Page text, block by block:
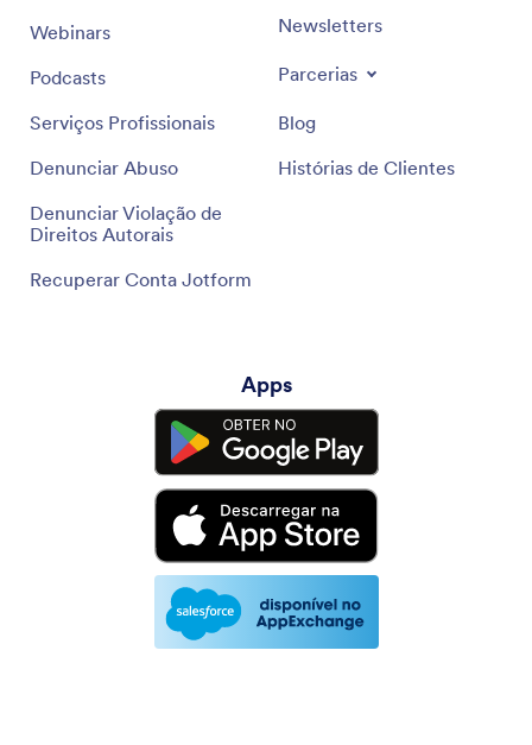
Webinars
Podcasts
Serviços Profissionais
Denunciar Abuso
Denunciar Violação de
Direitos Autorais
Recuperar Conta Jotform
Newsletters
Parcerias
Blog
Histórias de Clientes
Apps